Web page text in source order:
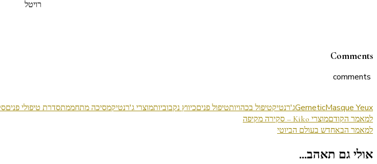
רויטל
Comments
GerneticMasque Yeux ג'רנטיקטיפול בכהויותטיפול פניםכיווץ נקבוביותמוצרי ג'רנטיקמסיכה מתחממתסדרת טיפולי פנים
ניווט
בפוסטים
למאמר הקודםמוצרי Kiko – סקירה מקיפה
למאמר הבאחדש בעולם הביוטי
אולי גם תאהב...